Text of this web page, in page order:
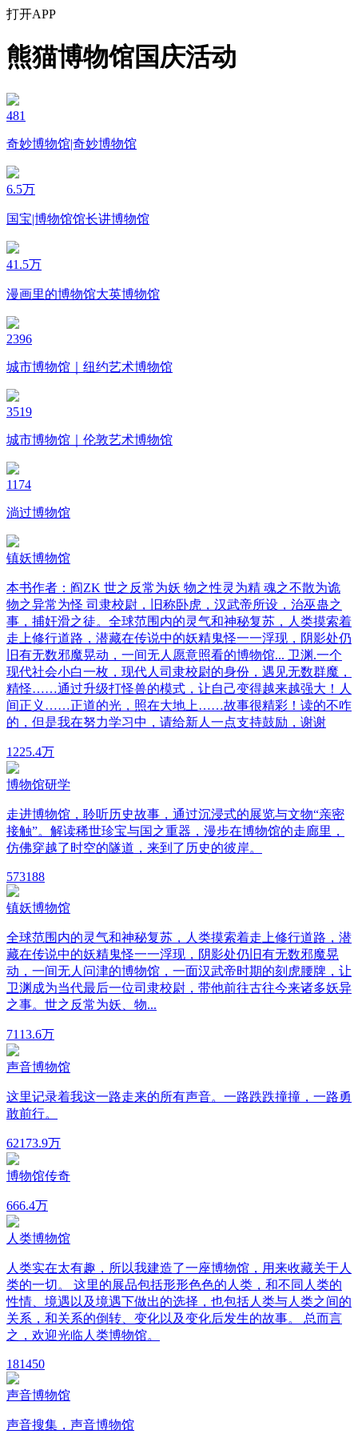
打开APP
熊猫博物馆国庆活动
481
奇妙博物馆|奇妙博物馆
6.5万
国宝|博物馆馆长讲博物馆
41.5万
漫画里的博物馆大英博物馆
2396
城市博物馆｜纽约艺术博物馆
3519
城市博物馆｜伦敦艺术博物馆
1174
淌过博物馆
镇妖博物馆
本书作者：阎ZK 世之反常为妖 物之性灵为精 魂之不散为诡
物之异常为怪 司隶校尉，旧称卧虎，汉武帝所设，治巫蛊之
事，捕奸滑之徒。全球范围内的灵气和神秘复苏，人类摸索着
走上修行道路，潜藏在传说中的妖精鬼怪一一浮现，阴影处仍
旧有无数邪魔晃动，一间无人愿意照看的博物馆... 卫渊.一个
现代社会小白一枚，现代人司隶校尉的身份，遇见无数群魔，
精怪……通过升级打怪兽的模式，让自己变得越来越强大！人
间正义……正道的光，照在大地上……故事很精彩！读的不咋
的，但是我在努力学习中，请给新人一点支持鼓励，谢谢
1225.4万
博物馆研学
走进博物馆，聆听历史故事，通过沉浸式的展览与文物“亲密
接触”。解读稀世珍宝与国之重器，漫步在博物馆的走廊里，
仿佛穿越了时空的隧道，来到了历史的彼岸。
573188
镇妖博物馆
全球范围内的灵气和神秘复苏，人类摸索着走上修行道路，潜
藏在传说中的妖精鬼怪一一浮现，阴影处仍旧有无数邪魔晃
动，一间无人问津的博物馆，一面汉武帝时期的刻虎腰牌，让
卫渊成为当代最后一位司隶校尉，带他前往古往今来诸多妖异
之事。世之反常为妖、物...
7113.6万
声音博物馆
这里记录着我这一路走来的所有声音。一路跌跌撞撞，一路勇
敢前行。
62173.9万
博物馆传奇
666.4万
人类博物馆
人类实在太有趣，所以我建造了一座博物馆，用来收藏关于人
类的一切。 这里的展品包括形形色色的人类，和不同人类的
性情、境遇以及境遇下做出的选择，也包括人类与人类之间的
关系，和关系的倒转、变化以及变化后发生的故事。 总而言
之，欢迎光临人类博物馆。
181450
声音博物馆
声音搜集，声音博物馆